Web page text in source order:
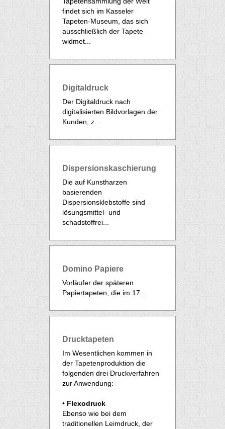
findet sich im Kasseler
Tapeten-Museum, das sich
ausschließlich der Tapete
widmet...
Digitaldruck
Der Digitaldruck nach
digitalisierten Bildvorlagen der
Kunden, z...
Dispersionskaschierung
Die auf Kunstharzen
basierenden
Dispersionsklebstoffe sind
lösungsmittel- und
schadstoffrei...
Domino Papiere
Vorläufer der späteren
Papiertapeten, die im 17...
Drucktapeten
Im Wesentlichen kommen in
der Tapetenproduktion die
folgenden drei Druckverfahren
zur Anwendung:
• Flexodruck
Ebenso wie bei dem
traditionellen Leimdruck, der